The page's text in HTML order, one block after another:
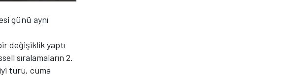
günü aynı
değişiklik yaptı
sıralamaların 2.
turu, cuma